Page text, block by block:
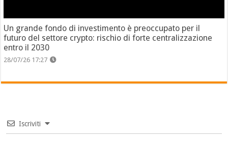
Un grande fondo di investimento è preoccupato per il
futuro del settore crypto: rischio di forte centralizzazione
entro il 2030
28/07/26 17:27
Iscriviti